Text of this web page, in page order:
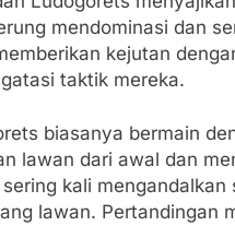
mendominasi dan
kejutan
taktik mereka.
biasanya bermain
lawan dari awal dan
kali
lawan. Pertandingan